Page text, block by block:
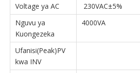
Voltage ya AC
230VAC±5%
Nguvu ya
Kuongezeka
4000VA
Ufanisi(Peak)PV
kwa INV